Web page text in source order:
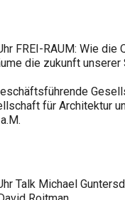
FREI-RAUM: Wie die
die zukunft unserer
für Architektur
Talk Michael